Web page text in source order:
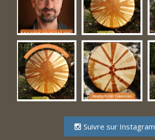
Suivre sur Instagram